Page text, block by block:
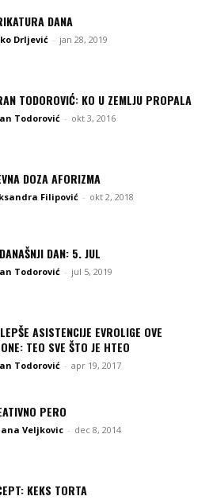
DANA
Drljević - jan 28, 2019
TODOROVIĆ: KO U ZEMLJU PROPALA
Todorović - okt 3, 2016
DOZA AFORIZMA
Filipović - okt 2, 2018
DAN: 5. JUL
Todorović - jul 5, 2019
ASISTENCIJE EVROLIGE OVE
TEO SVE ŠTO JE HTEO
Todorović - apr 19, 2017
PERO
Veljkovic - dec 8, 2014
KEKS TORTA